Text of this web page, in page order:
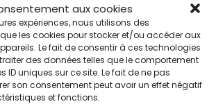
aux cookies
expériences, nous utilisons des
les cookies pour stocker et/ou accéder aux
Le fait de consentir à ces technologies
des données telles que le comportement
ID uniques sur ce site. Le fait de ne pas
son consentement peut avoir un effet négatif
et fonctions.
gym, éveil musical…
Réparade